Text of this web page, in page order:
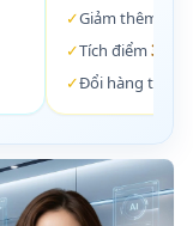
✓Giảm thêm
✓Tích điểm 3%
✓Đổi hàng trong